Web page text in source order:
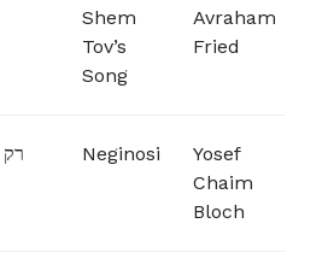
Shem
Tov’s
Song
Avraham
Fried
Neginosi
Yosef
Chaim
Bloch